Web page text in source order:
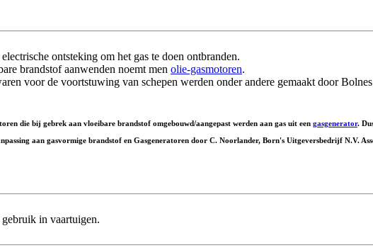
ontsteking om het gas te doen ontbranden.
brandstof aanwenden noemt men olie-gasmotoren.
voor de voortstuwing van schepen werden onder andere gemaakt door
die bij gebrek aan vloeibare brandstof omgebouwd/aangepast werden aan gas uit een gasgenerator.
aan gasvormige brandstof en Gasgeneratoren door C. Noorlander, Born's Uitgeversbedrijf N.V.
in vaartuigen.